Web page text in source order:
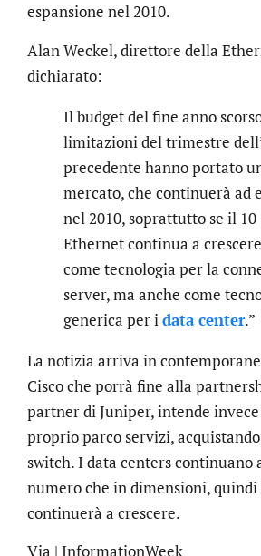
espansione nel 2010.
Alan Weckel, direttore della
dichiarato:
Il budget del fine anno
limitazioni del trimestre
precedente hanno portato
mercato, che continuerà ad
nel 2010, soprattutto se il
Ethernet continua a
come tecnologia per la
server, ma anche come
generica per idata center.”
La notizia arriva in
Cisco che porrà fine alla
partner di Juniper, intende
proprio parco servizi,
switch. I data centers continuano
numero che in dimensioni, quindi
continuerà a crescere.
Via | InformationWeek